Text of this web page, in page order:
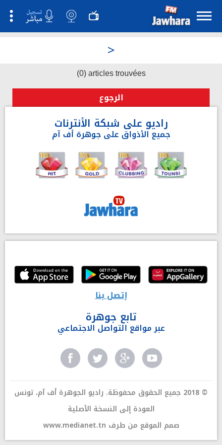
>
(0) articles trouvées
الرجوع
راديو على شبكة الأنترنات
جميع الأذواق على جوهرة أف آم
إتصل بنا
تابع جوهرة
عبر مواقع التواصل الاجتماعي
© 2018 جميع الحقوق محفوظة. راديو الجوهرة أف آم، تونس
العودة إلى النسخة الأصلية
www.medianet.tn صمم الموقع من طرف